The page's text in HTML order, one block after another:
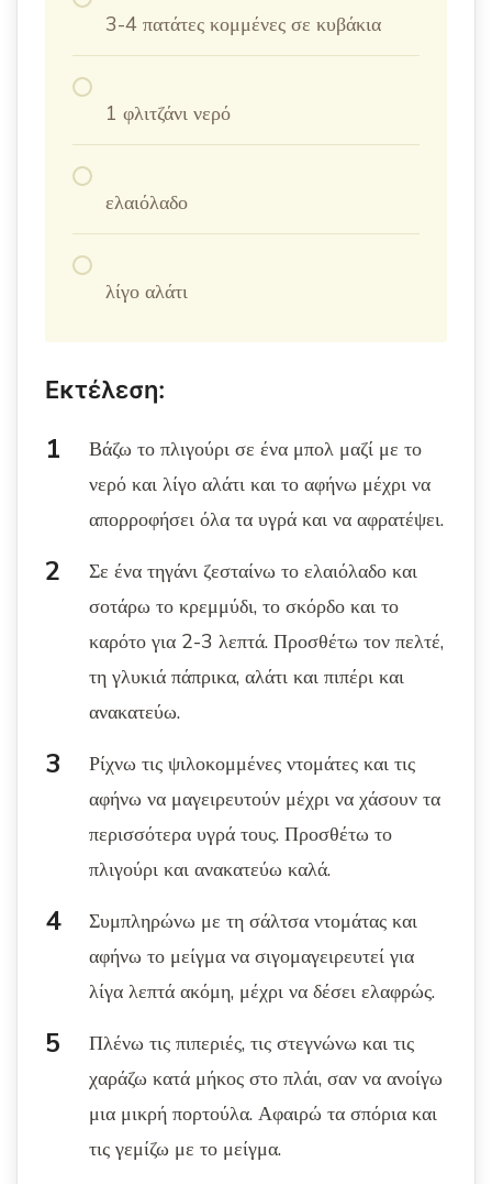
3-4 πατάτες κομμένες σε κυβάκια
1 φλιτζάνι νερό
ελαιόλαδο
λίγο αλάτι
Εκτέλεση:
Βάζω το πλιγούρι σε ένα μπολ μαζί με το
νερό και λίγο αλάτι και το αφήνω μέχρι να
απορροφήσει όλα τα υγρά και να αφρατέψει.
Σε ένα τηγάνι ζεσταίνω το ελαιόλαδο και
σοτάρω το κρεμμύδι, το σκόρδο και το
καρότο για 2-3 λεπτά. Προσθέτω τον πελτέ,
τη γλυκιά πάπρικα, αλάτι και πιπέρι και
ανακατεύω.
Ρίχνω τις ψιλοκομμένες ντομάτες και τις
αφήνω να μαγειρευτούν μέχρι να χάσουν τα
περισσότερα υγρά τους. Προσθέτω το
πλιγούρι και ανακατεύω καλά.
Συμπληρώνω με τη σάλτσα ντομάτας και
αφήνω το μείγμα να σιγομαγειρευτεί για
λίγα λεπτά ακόμη, μέχρι να δέσει ελαφρώς.
Πλένω τις πιπεριές, τις στεγνώνω και τις
χαράζω κατά μήκος στο πλάι, σαν να ανοίγω
μια μικρή πορτούλα. Αφαιρώ τα σπόρια και
τις γεμίζω με το μείγμα.